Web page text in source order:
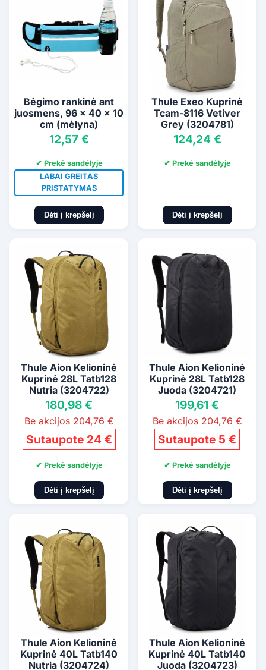
Bėgimo rankinė ant
juosmens, 96 x 40 x 10
cm (mėlyna)
12,57 €
✔ Prekė sandėlyje
LABAI GREITAS
PRISTATYMAS
Dėti į krepšelį
Thule Exeo Kuprinė
Tcam-8116 Vetiver
Grey (3204781)
124,24 €
✔ Prekė sandėlyje
Dėti į krepšelį
Thule Aion Kelioninė
Kuprinė 28L Tatb128
Nutria (3204722)
180,98 €
Be akcijos 204,76 €
Sutaupote 24 €
✔ Prekė sandėlyje
Dėti į krepšelį
Thule Aion Kelioninė
Kuprinė 28L Tatb128
Juoda (3204721)
199,61 €
Be akcijos 204,76 €
Sutaupote 5 €
✔ Prekė sandėlyje
Dėti į krepšelį
Thule Aion Kelioninė
Kuprinė 40L Tatb140
Nutria (3204724)
Thule Aion Kelioninė
Kuprinė 40L Tatb140
Juoda (3204723)